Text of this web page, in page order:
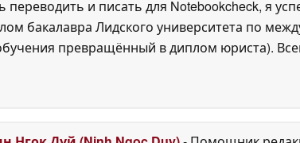
и писать для Notebookcheck, я
бакалавра Лидского университета по
превращённый в диплом юриста).